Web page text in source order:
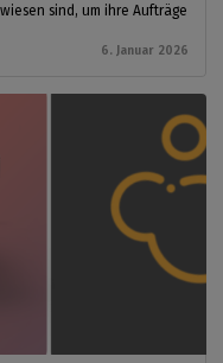
sind, um ihre Aufträge
6. Januar 2026